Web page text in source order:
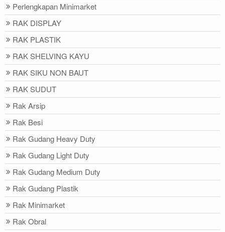
Perlengkapan Minimarket
RAK DISPLAY
RAK PLASTIK
RAK SHELVING KAYU
RAK SIKU NON BAUT
RAK SUDUT
Rak Arsip
Rak Besi
Rak Gudang Heavy Duty
Rak Gudang Light Duty
Rak Gudang Medium Duty
Rak Gudang Plastik
Rak Minimarket
Rak Obral